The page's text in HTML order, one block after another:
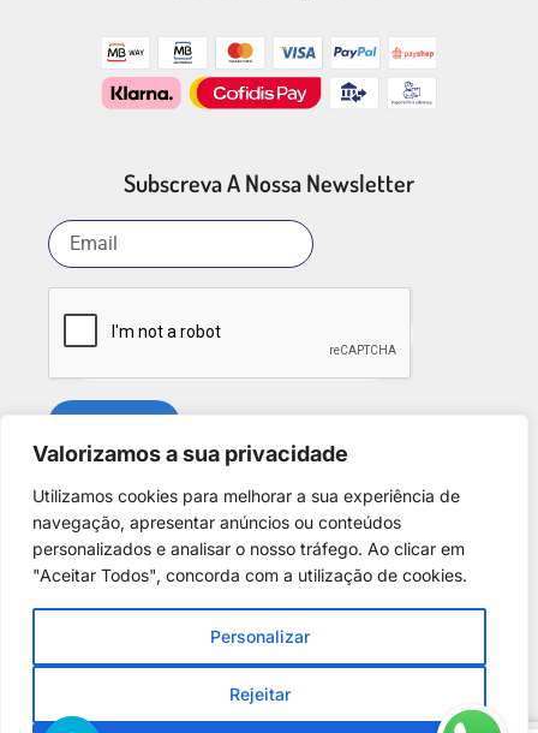
Valorizamos a sua privacidade
Utilizamos cookies para melhorar a sua experiência de
navegação, apresentar anúncios ou conteúdos
personalizados e analisar o nosso tráfego. Ao clicar em
"Aceitar Todos", concorda com a utilização de cookies.
Personalizar
Rejeitar
Subscreva A Nossa Newsletter
Redes Sociais
Copyright © 2025. Desenvolvido porPhantom Digital.
Todos os direitos reservados para